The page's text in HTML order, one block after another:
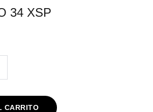
34 XSP
CARRITO